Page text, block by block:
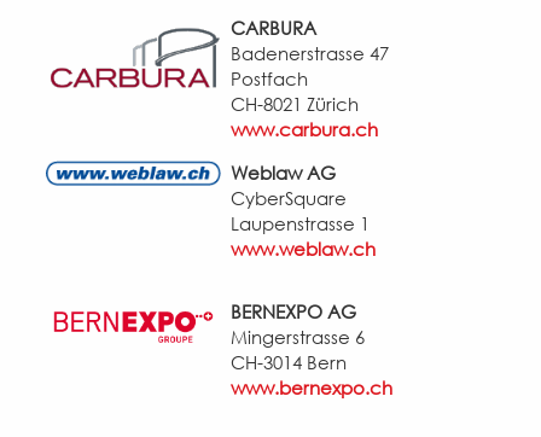
CARBURA
Badenerstrasse 47
Postfach
CH-8021 Zürich
www.carbura.ch
Weblaw AG
CyberSquare
Laupenstrasse 1
www.weblaw.ch
BERNEXPO AG
Mingerstrasse 6
CH-3014 Bern
www.bernexpo.ch